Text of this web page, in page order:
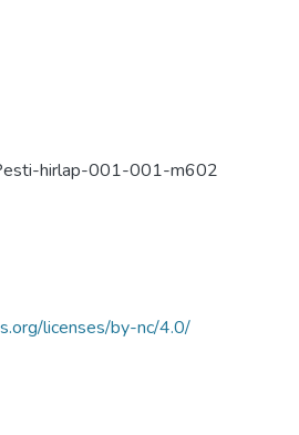
hirlap-001-001-m602
licenses/by-nc/4.0/